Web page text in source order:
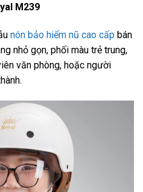
M239
nón bảo hiểm nũ cao cấp bán
nhỏ gọn, phối màu trẻ trung,
văn phòng, hoặc người